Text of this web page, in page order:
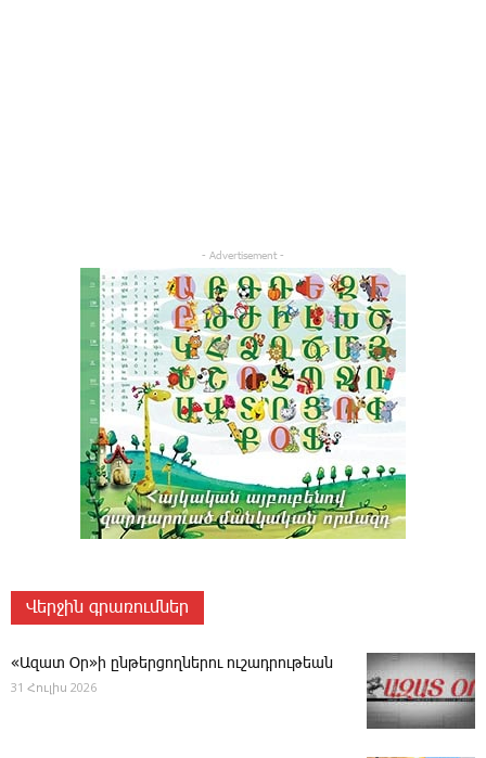
- Advertisement -
Վերջին գրառումներ
«Ազատ Օր»ի ընթերցողներու ուշադրութեան
31 Հուլիս 2026